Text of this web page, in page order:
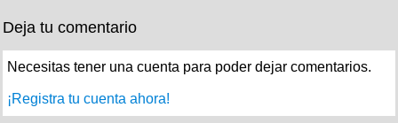
Deja tu comentario
Necesitas tener una cuenta para poder dejar comentarios.
¡Registra tu cuenta ahora!